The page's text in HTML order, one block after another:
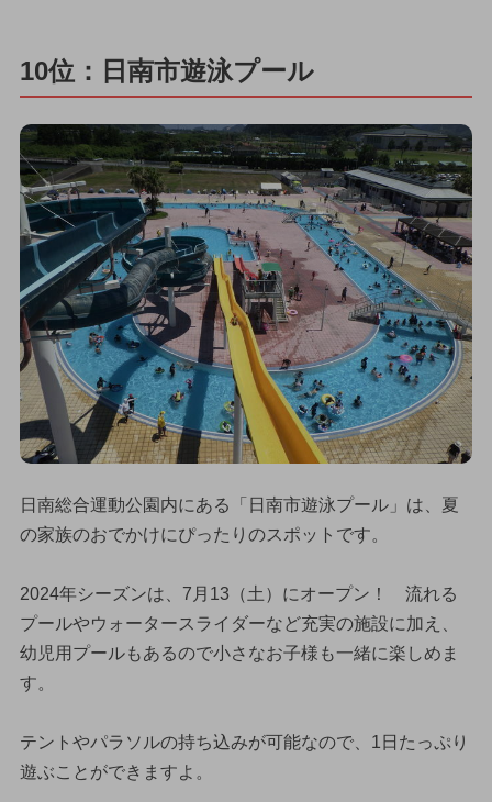
10位：日南市遊泳プール
日南総合運動公園内にある「日南市遊泳プール」は、夏
の家族のおでかけにぴったりのスポットです。
2024年シーズンは、7月13（土）にオープン！ 流れる
プールやウォータースライダーなど充実の施設に加え、
幼児用プールもあるので小さなお子様も一緒に楽しめま
す。
テントやパラソルの持ち込みが可能なので、1日たっぷり
遊ぶことができますよ。